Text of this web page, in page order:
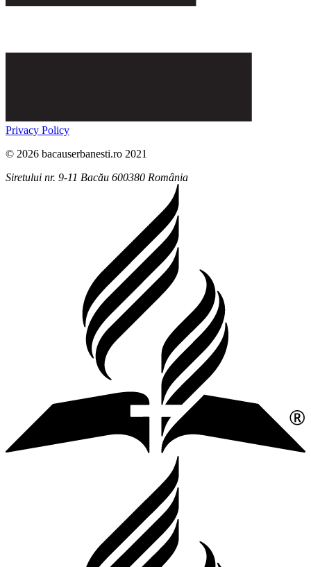
Privacy Policy
© 2026 bacauserbanesti.ro 2021
Siretului nr. 9-11 Bacău 600380 România